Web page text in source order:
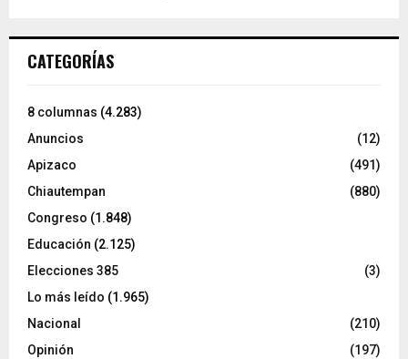
CATEGORÍAS
8 columnas (4.283)
Anuncios
(12)
Apizaco
(491)
Chiautempan
(880)
Congreso (1.848)
Educación (2.125)
Elecciones 385
(3)
Lo más leído (1.965)
Nacional
(210)
Opinión
(197)